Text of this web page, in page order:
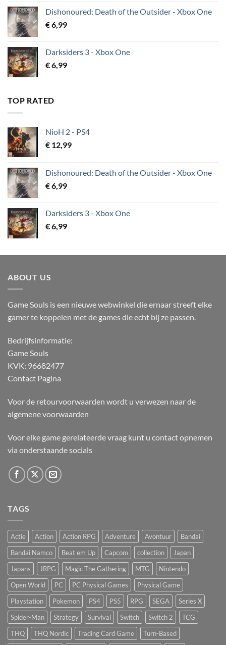
Dishonoured: Death of the Outsider - Xbox One
€6,99
Darksiders 3 - Xbox One
€6,99
TOP RATED
NioH 2 - PS4
€ 12,99
Dishonoured: Death of the Outsider - Xbox One
€6,99
Darksiders 3 - Xbox One
€6,99
ABOUT US
Game Souls is een nieuwe webwinkel die ernaar streeft elke
gamer te koppelen met de games die echt bij ze passen.
Bedrijfsinformatie:
Game Souls
KVK: 96682477
Contact Pagina
Voor de retourvoorwaarden wordt u verwezen naar de
algemene voorwaarden
Voor elke game gerelateerde vraag kunt u contact opnemen
via onderstaande socials
TAGS
Actie Action Action RPG Adventure Avontuur
Bandai
Bandai Namco
Beat em Up Capcom collection
Japan
Japans
JRPG Magic The Gathering MTG
Nintendo
Open World
PC PC Physical Games
Physical Game
Playstation
Pokemon PS4 PS5 RPG SEGA
Series X
Spider-Man
Strategy Survival Switch Switch 2
TCG
THQ
THQ Nordic Trading Card Game Turn-Based